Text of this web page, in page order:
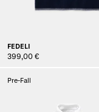
FEDELI
399,00 €
Pre-Fall